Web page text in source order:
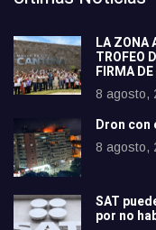
LA ZONA
TROFEO
FIRMA
8 agosto,
Dron con
8 agosto,
SAT
por no